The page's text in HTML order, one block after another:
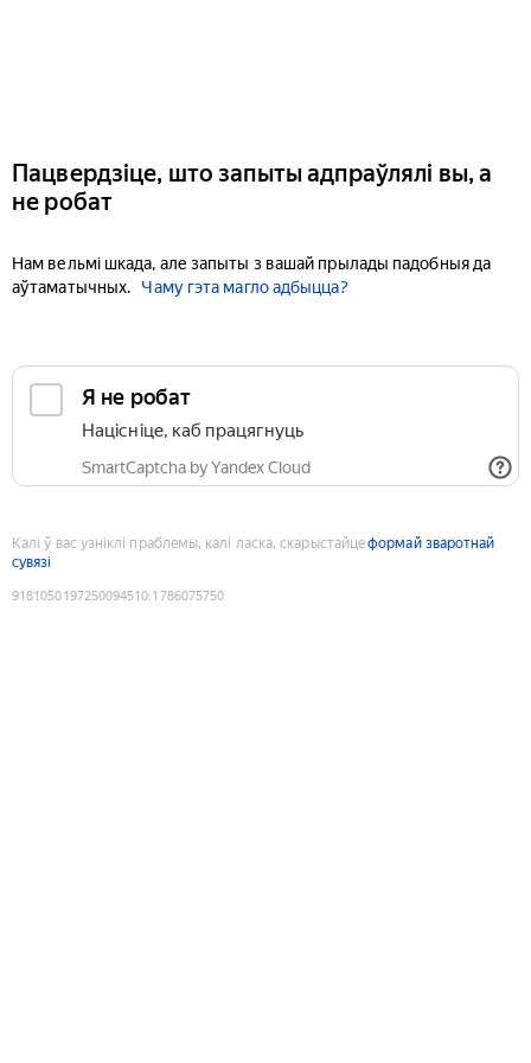
Пацвердзіце, што запыты адпраўлялі вы, а
не робат
Нам вельмі шкада, але запыты з вашай прылады падобныя да
аўтаматычных.
Чаму гэта магло адбыцца?
Я не робат
Націсніце, каб працягнуць
SmartCaptcha by Yandex Cloud
Калі ў вас узніклі праблемы, калі ласка, скарыстайцеформай зваротнай
сувязі
9181050197250094510:1786075750